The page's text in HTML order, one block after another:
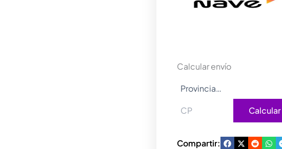
Calcular envío
Calcular
Compartir: